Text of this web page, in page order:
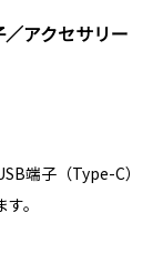
アクセサリー
端子（Type-C）
。